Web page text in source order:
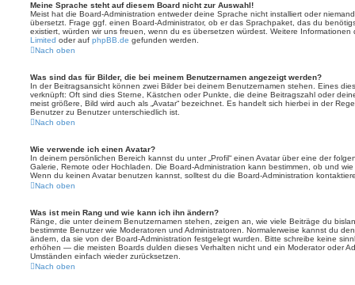
Meine Sprache steht auf diesem Board nicht zur Auswahl!
Meist hat die Board-Administration entweder deine Sprache nicht installiert oder
übersetzt. Frage ggf. einen Board-Administrator, ob er das Sprachpaket, das du
existiert, würden wir uns freuen, wenn du es übersetzen würdest. Weitere
Limited oder auf phpBB.de gefunden werden.
Nach oben
Was sind das für Bilder, die bei meinem Benutzernamen angezeigt werden?
In der Beitragsansicht können zwei Bilder bei deinem Benutzernamen stehen. Eines
verknüpft: Oft sind dies Sterne, Kästchen oder Punkte, die deine Beitragszahl oder
meist größere, Bild wird auch als „Avatar“ bezeichnet. Es handelt sich hierbei in der
Benutzer zu Benutzer unterschiedlich ist.
Nach oben
Wie verwende ich einen Avatar?
In deinem persönlichen Bereich kannst du unter „Profil“ einen Avatar über eine der
Galerie, Remote oder Hochladen. Die Board-Administration kann bestimmen, ob und
Wenn du keinen Avatar benutzen kannst, solltest du die Board-Administration
Nach oben
Was ist mein Rang und wie kann ich ihn ändern?
Ränge, die unter deinem Benutzernamen stehen, zeigen an, wie viele Beiträge du
bestimmte Benutzer wie Moderatoren und Administratoren. Normalerweise kannst du
ändern, da sie von der Board-Administration festgelegt wurden. Bitte schreibe keine
erhöhen — die meisten Boards dulden dieses Verhalten nicht und ein Moderator oder
Umständen einfach wieder zurücksetzen.
Nach oben